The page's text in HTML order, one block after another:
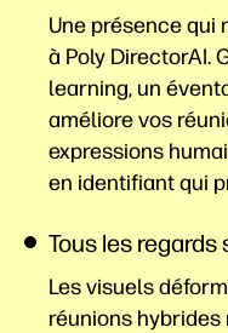
Une présence qui
à Poly DirectorAI.
learning, un
améliore vos
expressions
en identifiant qui
Tous les regards
Les visuels
réunions